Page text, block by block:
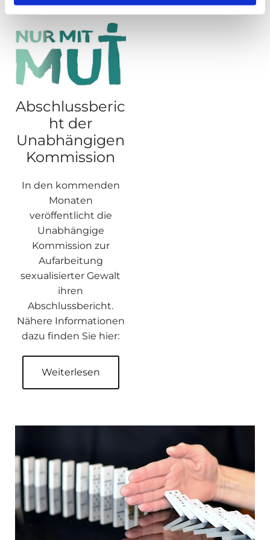
Abschlussberic
ht der
Unabhängigen
Kommission
In den kommenden
Monaten
veröffentlicht die
Unabhängige
Kommission zur
Aufarbeitung
sexualisierter Gewalt
ihren
Abschlussbericht.
Nähere Informationen
dazu finden Sie hier:
Weiterlesen